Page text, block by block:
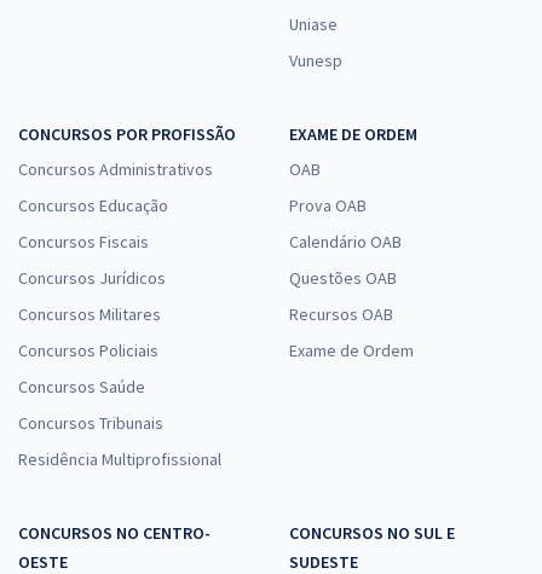
Uniase
Vunesp
CONCURSOS POR PROFISSÃO
Concursos Administrativos
Concursos Educação
Concursos Fiscais
Concursos Jurídicos
Concursos Militares
Concursos Policiais
Concursos Saúde
Concursos Tribunais
Residência Multiprofissional
EXAME DE ORDEM
OAB
Prova OAB
Calendário OAB
Questões OAB
Recursos OAB
Exame de Ordem
CONCURSOS NO CENTRO-
OESTE
CONCURSOS NO SUL E
SUDESTE